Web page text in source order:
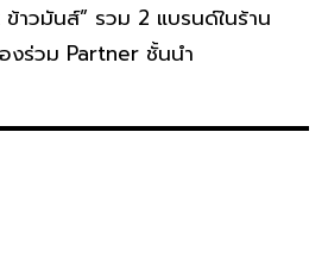
ข้าวมันส์” รวม 2 แบรนด์ในร้าน
งร่วม Partner ชั้นนำ